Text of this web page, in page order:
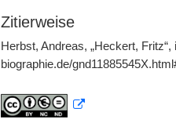
Zitierweise
Herbst, Andreas, „Heckert,
biographie.de/